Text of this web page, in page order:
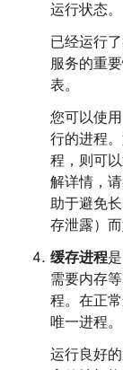
运行状态。
已经运行
服务的重
表。
您可以使用
行的进程
程，则可
解详情，
助于避免
存泄露）
缓存进程
需要内存
程。在正
唯一进程。
运行良好